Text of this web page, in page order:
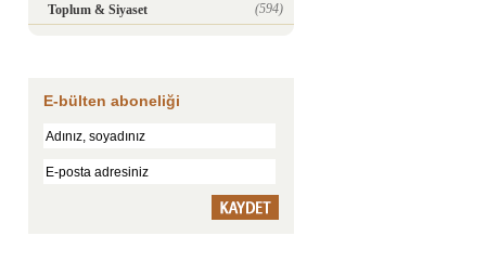
Toplum & Siyaset (594)
E-bülten aboneliği